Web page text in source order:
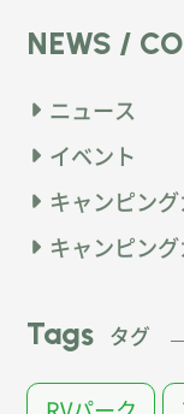
NEWS /
ニュース
イベント
キャンピン
キャンピン
Tags タグ